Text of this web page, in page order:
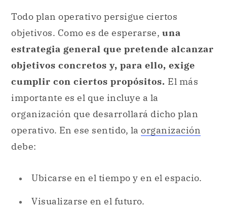
Todo plan operativo persigue ciertos
objetivos. Como es de esperarse, una
estrategia general que pretende alcanzar
objetivos concretos y, para ello, exige
cumplir con ciertos propósitos. El más
importante es el que incluye a la
organización que desarrollará dicho plan
operativo. En ese sentido, la organización
debe:
Ubicarse en el tiempo y en el espacio.
Visualizarse en el futuro.